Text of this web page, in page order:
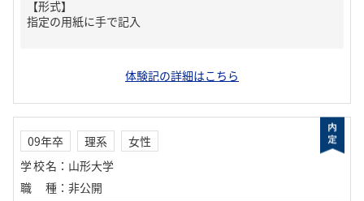
【形式】
指定の用紙に手で記入
体験記の詳細はこちら
09年卒 理系
女性
学校名 ： 山形大学
職種 ： 非公開